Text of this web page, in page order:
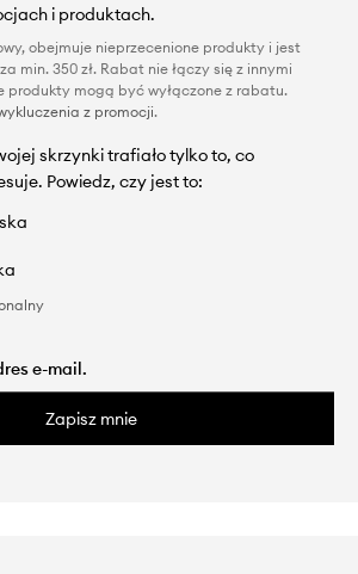
i produktach.
obejmuje nieprzecenione produkty i jest
min. 350 zł. Rabat nie łączy się z innymi
produkty mogą być wyłączone z rabatu.
z promocji.
skrzynki trafiało tylko to, co
Powiedz, czy jest to:
Zapisz mnie